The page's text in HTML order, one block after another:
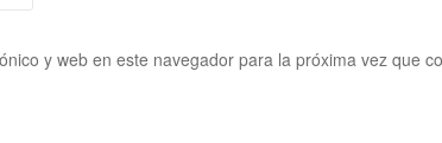
y web en este navegador para la próxima vez que